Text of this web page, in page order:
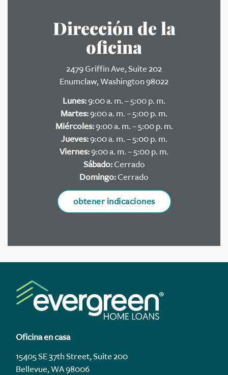
Dirección de la
oficina
2479 Griffin Ave, Suite 202
Enumclaw, Washington 98022
Lunes:9:00 a. m. – 5:00 p. m.
Martes:9:00 a. m. – 5:00 p. m.
Miércoles:9:00 a. m. – 5:00 p. m.
Jueves:9:00 a. m. – 5:00 p. m.
Viernes:9:00 a. m. – 5:00 p. m.
Sábado:Cerrado
Domingo:Cerrado
obtener indicaciones
Oficina en casa
15405 SE 37th Street, Suite 200
Bellevue, WA 98006